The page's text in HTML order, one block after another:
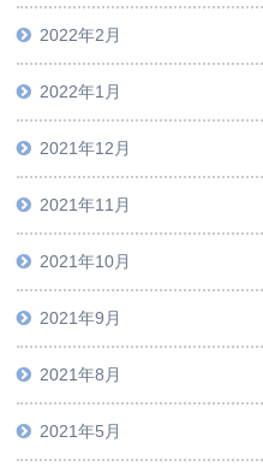
2022年2月
2022年1月
2021年12月
2021年11月
2021年10月
2021年9月
2021年8月
2021年5月